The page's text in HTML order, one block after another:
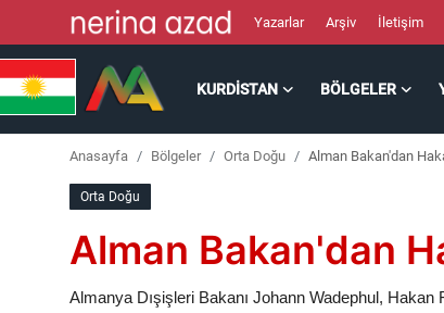
Yazarlar Arşiv İletişim
KURDISTAN BÖLGELER
Anasayfa Bölgeler Orta Doğu Alman Bakan'dan
Orta Doğu
Alman Bakan'dan
Almanya Dışişleri Bakanı Johann Wadephul,